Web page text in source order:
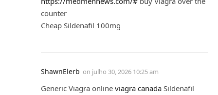
counter
Cheap Sildenafil 100mg
ShawnElerb on julho 30, 2026 10:25 am
Generic Viagra online viagra canada Sildenafil